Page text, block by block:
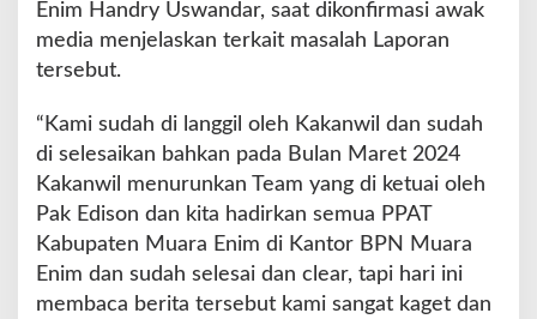
Enim Handry Uswandar, saat dikonfirmasi awak
media menjelaskan terkait masalah Laporan
tersebut.
“Kami sudah di langgil oleh Kakanwil dan sudah
di selesaikan bahkan pada Bulan Maret 2024
Kakanwil menurunkan Team yang di ketuai oleh
Pak Edison dan kita hadirkan semua PPAT
Kabupaten Muara Enim di Kantor BPN Muara
Enim dan sudah selesai dan clear, tapi hari ini
membaca berita tersebut kami sangat kaget dan